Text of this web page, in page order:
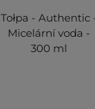
Tołpa - Authentic
Micelární voda -
300 ml